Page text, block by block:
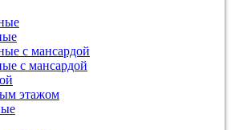
с мансардой
с мансардой
этажом